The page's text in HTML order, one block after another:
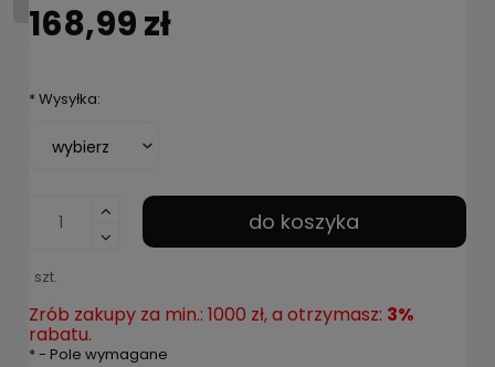
168,99 zł
*Wysyłka:
szt.
do koszyka
Zrób zakupy za min.: 1000 zł, a otrzymasz: 3%
rabatu.
*- Pole wymagane